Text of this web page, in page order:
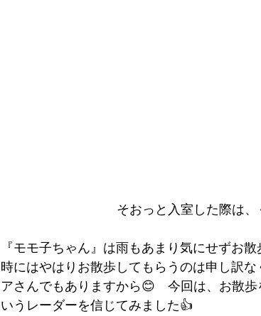
そおっと入室した際は
『モモ子ちゃん』は雨もあまり気にせずお
時にはやはりお散歩してもらうのは申し訳
アさんでもありますから😊　今回は、お散
いうレーダーを信じてみました👍